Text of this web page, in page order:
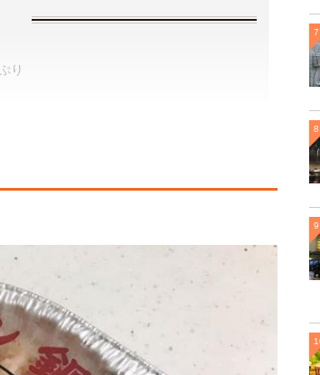
り
7
8
9